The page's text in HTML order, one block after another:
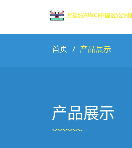
首页 产品展示
产品展示